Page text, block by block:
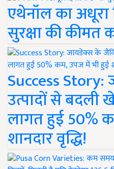
एथेनॉल का अधूरा
सुरक्षा की कीमत
Success
उत्पादों से बदली
लागत हुई 50%
शानदार वृद्धि!